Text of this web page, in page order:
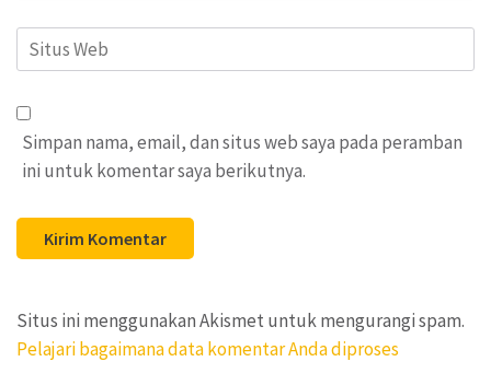
Situs
Web
Simpan nama, email, dan situs web saya pada peramban
ini untuk komentar saya berikutnya.
Situs ini menggunakan Akismet untuk mengurangi spam.
Pelajari bagaimana data komentar Anda diproses